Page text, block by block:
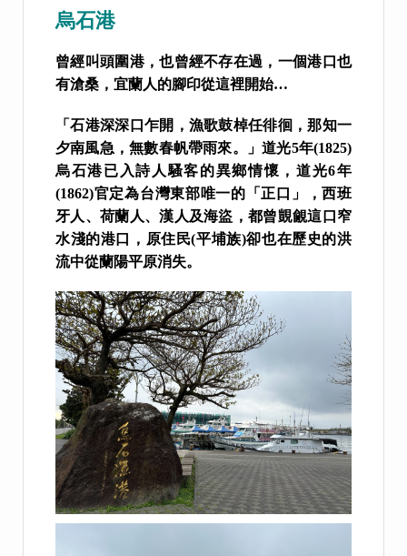
烏石港
曾經叫頭圍港，也曾經不存在過，一個港口也
有滄桑，宜蘭人的腳印從這裡開始…
「石港深深口乍開，漁歌鼓棹任徘徊，那知一
夕南風急，無數春帆帶雨來。」道光5年(1825)
烏石港已入詩人騷客的異鄉情懷，道光6年
(1862)官定為台灣東部唯一的「正口」，西班
牙人、荷蘭人、漢人及海盜，都曾覬覦這口窄
水淺的港口，原住民(平埔族)卻也在歷史的洪
流中從蘭陽平原消失。